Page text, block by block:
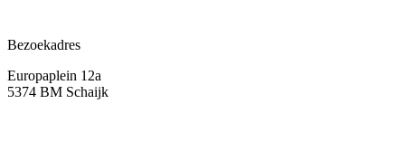
Bezoekadres
Europaplein 12a
5374 BM Schaijk